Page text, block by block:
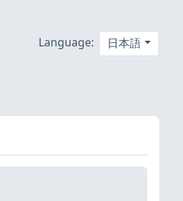
Language: 日本語